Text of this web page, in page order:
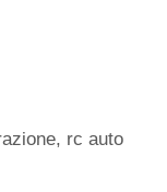
, rc auto